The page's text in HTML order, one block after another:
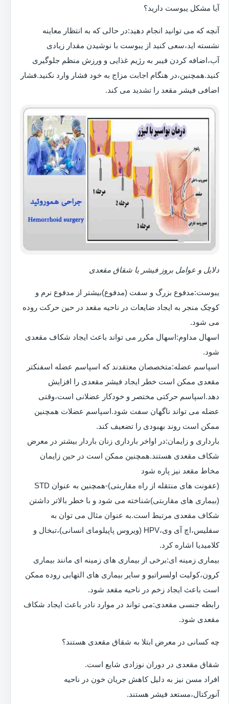
آیا مشکل یبوست دارید؟
آنچه که می توانید انجام دهید:در حالی که به انتظار معاینه
نشسته اید،سعی کنید از یبوست با نوشیدن مقدار زیادی
آب،اضافه کردن فیبر به رژیم غذایی و ورزش منظم جلوگیری
کنید.همچنین،در هنگام اجابت مزاج به خود فشار وارد نکنید.فشار
اضافی فیشر مقعد را تشدید می کند.
دلایل و عوامل بروز فیشر یا شقاق مقعدی
یبوست:مدفوع بزرگ و سفت (مدفوع)بیشتر از مدفوع نرم و
کوچک منجر به ایجاد ضایعات در ناحیه مقعد در حین حرکت روده
می شود.
اسهال مداوم:اسهال مکرر می تواند باعث ایجاد شکاف مقعدی
شود.
اسپاسم عضله:متخصصان معتقدند که اسپاسم عضله اسفنکتر
مقعدی ممکن است خطر ایجاد فیشر مقعدی را افزایش
دهد.اسپاسم حرکتی مختصر و خودکار عضلانی است،وقتی
عضله می تواند ناگهان سفت شود.اسپاسم عضلات همچنین
ممکن است روند بهبودی را تضعیف کند.
بارداری و زایمان:در اواخر بارداری زنان باردار بیشتر در معرض
شکاف مقعدی هستند.همچنین ممکن است در حین زایمان
مخاط مقعد نیز پاره شود
(عفونت های منتقله از راه مقاربتی)-همچنین به عنوان STD
(بیماری های مقاربتی)شناخته می شود و با خطر بالاتر داشتن
شکاف مقعدی مرتبط است.به عنوان مثال می توان به
سفلیس،اچ آی وی،HPV (ویروس پاپیلومای انسانی)،تبخال و
کلامیدیا اشاره کرد.
بیماری زمینه ای:برخی از بیماری های زمینه ای مانند بیماری
کرون،کولیت اولسراتیو و سایر بیماری های التهابی روده ممکن
است باعث ایجاد زخم در ناحیه مقعد شود.
رابطه جنسی مقعدی:می تواند در موارد نادر باعث ایجاد شکاف
مقعدی شود.
چه کسانی در معرض ابتلا به شقاق مقعدی هستند؟
شقاق مقعدی در دوران نوزادی شایع است.
افراد مسن نیز به دلیل کاهش جریان خون در ناحیه
آنورکتال،مستعد فیشر هستند.